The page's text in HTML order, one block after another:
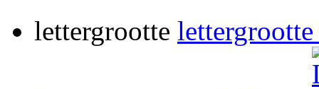
lettergrootte